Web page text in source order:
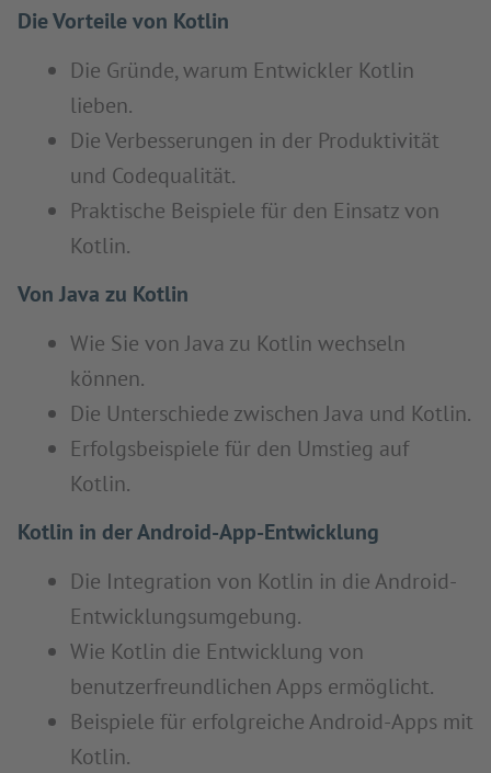
Die Vorteile von Kotlin
Die Gründe, warum Entwickler Kotlin
lieben.
Die Verbesserungen in der Produktivität
und Codequalität.
Praktische Beispiele für den Einsatz von
Kotlin.
Von Java zu Kotlin
Wie Sie von Java zu Kotlin wechseln
können.
Die Unterschiede zwischen Java und Kotlin.
Erfolgsbeispiele für den Umstieg auf
Kotlin.
Kotlin in der Android-App-Entwicklung
Die Integration von Kotlin in die Android-
Entwicklungsumgebung.
Wie Kotlin die Entwicklung von
benutzerfreundlichen Apps ermöglicht.
Beispiele für erfolgreiche Android-Apps mit
Kotlin.